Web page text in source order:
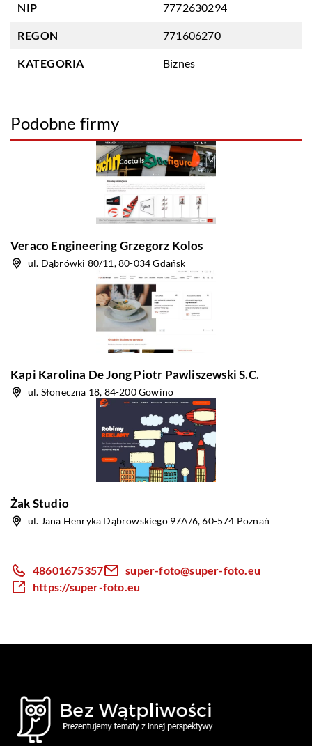
NIP 7772630294
REGON 771606270
KATEGORIA Biznes
Podobne firmy
Veraco Engineering Grzegorz Kolos
ul. Dąbrówki 80/11, 80-034 Gdańsk
Kapi Karolina De Jong Piotr Pawliszewski S.C.
ul. Słoneczna 18, 84-200 Gowino
Żak Studio
ul. Jana Henryka Dąbrowskiego 97A/6, 60-574 Poznań
48601675357
super-foto@super-foto.eu
https://super-foto.eu